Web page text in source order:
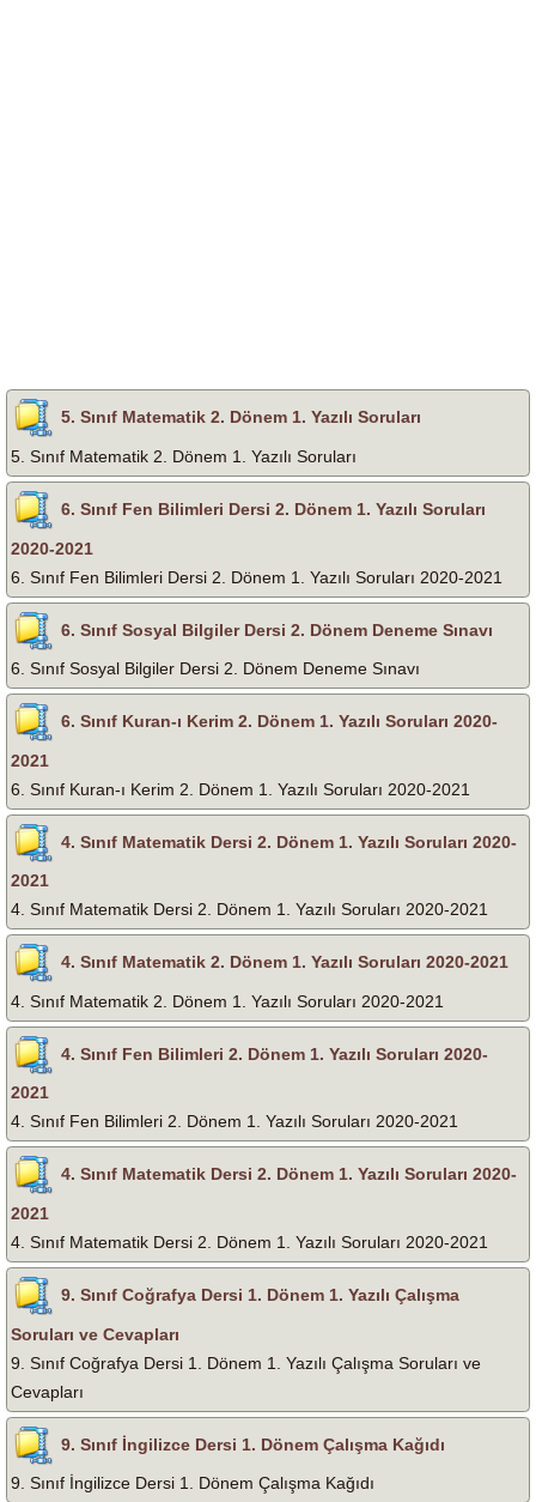
5. Sınıf Matematik 2. Dönem 1. Yazılı Soruları
5. Sınıf Matematik 2. Dönem 1. Yazılı Soruları
6. Sınıf Fen Bilimleri Dersi 2. Dönem 1. Yazılı Soruları
2020-2021
6. Sınıf Fen Bilimleri Dersi 2. Dönem 1. Yazılı Soruları 2020-2021
6. Sınıf Sosyal Bilgiler Dersi 2. Dönem Deneme Sınavı
6. Sınıf Sosyal Bilgiler Dersi 2. Dönem Deneme Sınavı
6. Sınıf Kuran-ı Kerim 2. Dönem 1. Yazılı Soruları 2020-
2021
6. Sınıf Kuran-ı Kerim 2. Dönem 1. Yazılı Soruları 2020-2021
4. Sınıf Matematik Dersi 2. Dönem 1. Yazılı Soruları 2020-
2021
4. Sınıf Matematik Dersi 2. Dönem 1. Yazılı Soruları 2020-2021
4. Sınıf Matematik 2. Dönem 1. Yazılı Soruları 2020-2021
4. Sınıf Matematik 2. Dönem 1. Yazılı Soruları 2020-2021
4. Sınıf Fen Bilimleri 2. Dönem 1. Yazılı Soruları 2020-
2021
4. Sınıf Fen Bilimleri 2. Dönem 1. Yazılı Soruları 2020-2021
4. Sınıf Matematik Dersi 2. Dönem 1. Yazılı Soruları 2020-
2021
4. Sınıf Matematik Dersi 2. Dönem 1. Yazılı Soruları 2020-2021
9. Sınıf Coğrafya Dersi 1. Dönem 1. Yazılı Çalışma
Soruları ve Cevapları
9. Sınıf Coğrafya Dersi 1. Dönem 1. Yazılı Çalışma Soruları ve
Cevapları
9. Sınıf İngilizce Dersi 1. Dönem Çalışma Kağıdı
9. Sınıf İngilizce Dersi 1. Dönem Çalışma Kağıdı